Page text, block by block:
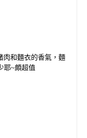
肉和麵衣的香氣，麵
耶~頗超值